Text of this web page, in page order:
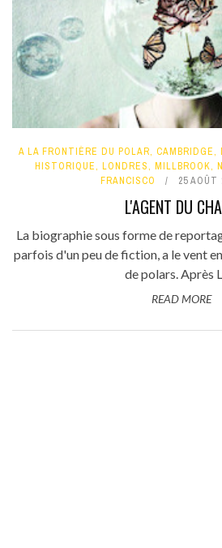
A LA FRONTIÈRE DU POLAR, CAMBRIDGE,
HISTORIQUE, LONDRES, MILLBROOK,
FRANCISCO
25 AOÛT
L'AGENT DU
La biographie sous forme de
parfois d'un peu de fiction, a le vent
de polars. Après
READ MORE